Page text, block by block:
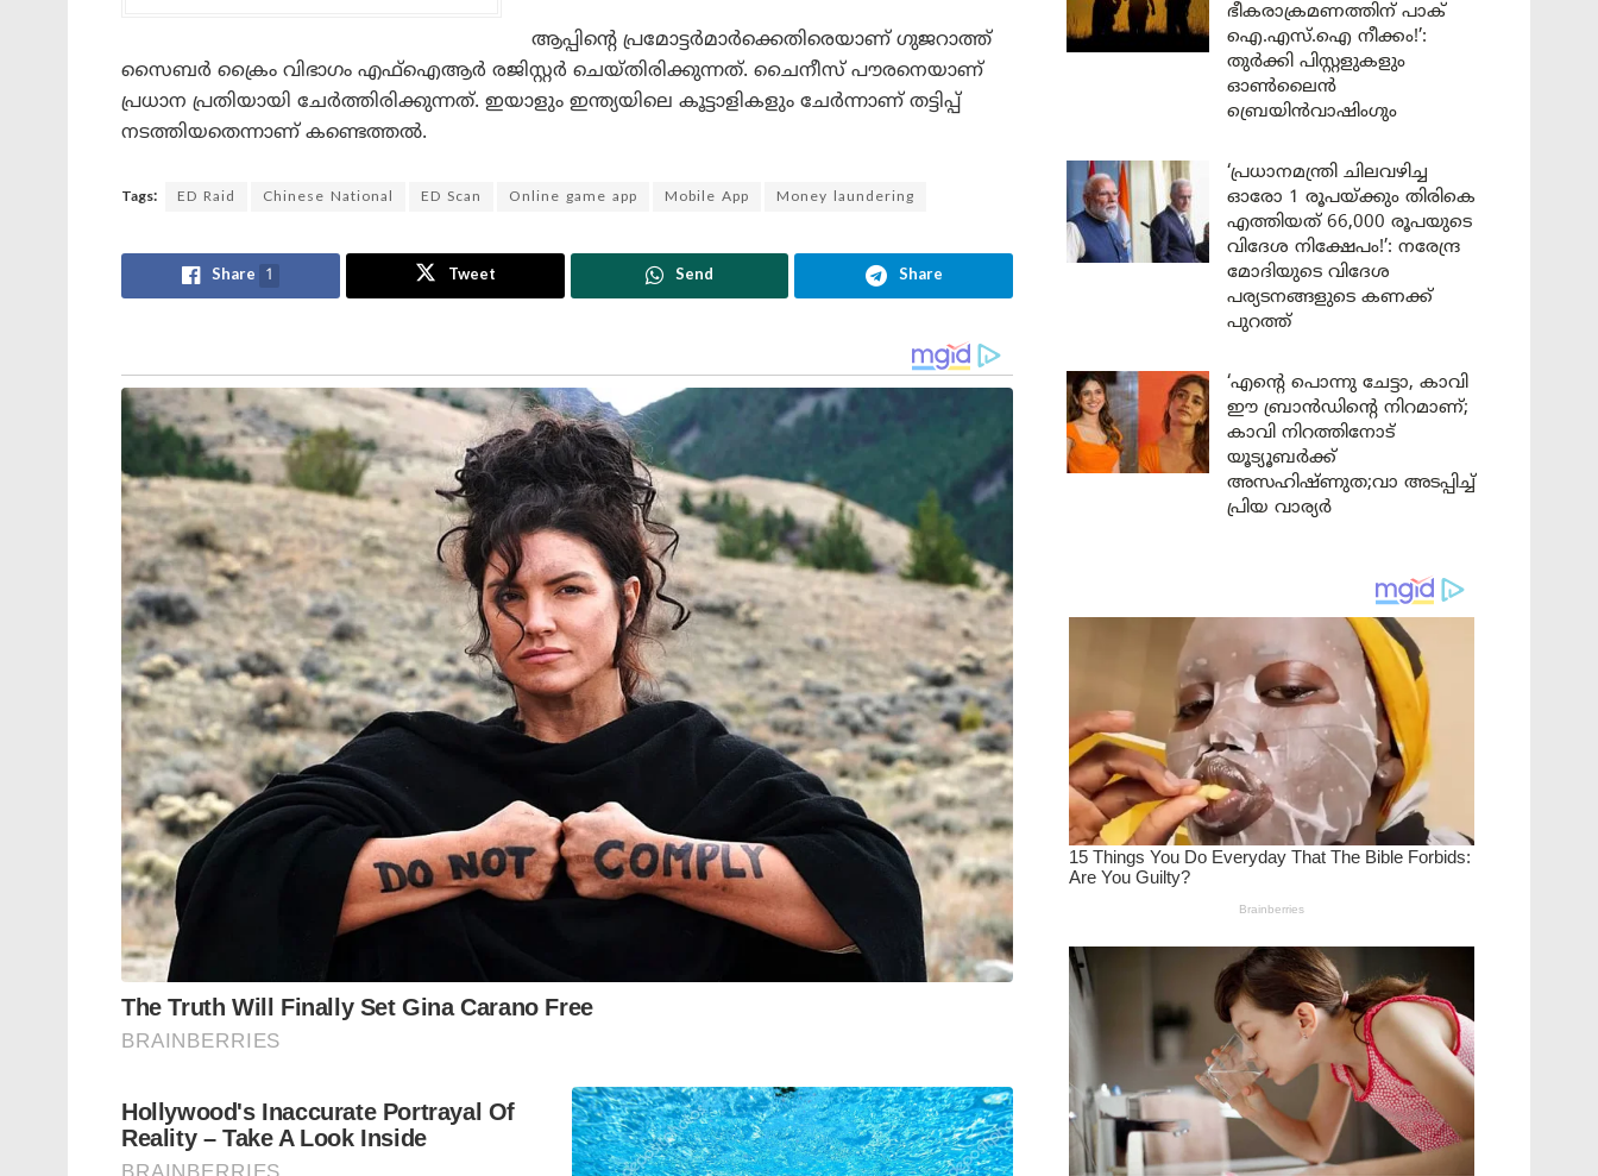
ആപ്പിന്റെ പ്രമോട്ടർമാർക്കെതിരെയാണ് ഗുജറാത്ത്
സൈബർ ക്രൈം വിഭാഗം എഫ്‌ഐആർ രജിസ്റ്റർ ചെയ്തിരിക്കുന്നത്. ചൈനീസ് പൗരനെയാണ്
പ്രധാന പ്രതിയായി ചേർത്തിരിക്കുന്നത്. ഇയാളും ഇന്ത്യയിലെ കൂട്ടാളികളും ചേർന്നാണ് തട്ടിപ്പ്
നടത്തിയതെന്നാണ് കണ്ടെത്തൽ.
Tags: ED Raid Chinese National ED Scan Online game app Mobile App Money laundering
Share 1 Tweet Send Share
ഭീകരാക്രമണത്തിന് പാക്
ഐ.എസ്.ഐ നീക്കം!’:
തുർക്കി പിസ്റ്റളുകളും
ഓൺലൈൻ
ബ്രെയിൻവാഷിംഗും
‘പ്രധാനമന്ത്രി ചിലവഴിച്ച
ഓരോ 1 രൂപയ്ക്കും തിരികെ
എത്തിയത് 66,000 രൂപയുടെ
വിദേശ നിക്ഷേപം!’: നരേന്ദ്ര
മോദിയുടെ വിദേശ
പര്യടനങ്ങളുടെ കണക്ക്
പുറത്ത്
‘എന്റെ പൊന്നു ചേട്ടാ, കാവി
ഈ ബ്രാൻഡിന്റെ നിറമാണ്;
കാവി നിറത്തിനോട്
യൂട്യൂബർക്ക്
അസഹിഷ്ണുത;വാ അടപ്പിച്ച്
പ്രിയ വാര്യർ